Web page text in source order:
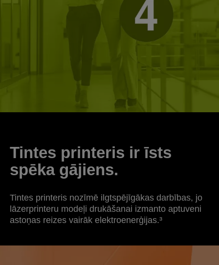
Tintes printeris ir īsts
spēka gājiens.
Tintes printeris nozīmē ilgtspējīgākas darbības, jo
lāzerprinteru modeļi drukāšanai izmanto aptuveni
astoņas reizes vairāk elektroenerģijas.³